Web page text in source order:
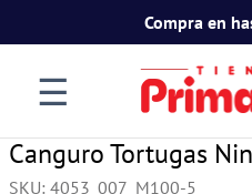
Compra en
☰
Canguro Tortugas
SKU: 4053_007_M100-5